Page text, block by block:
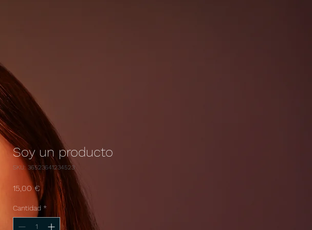
Soy un producto
SKU: 36523641234523
15,00 €Precio
Cantidad *